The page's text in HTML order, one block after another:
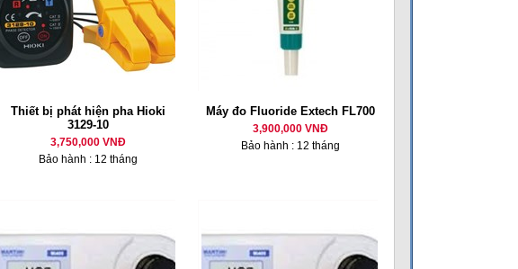
Thiết bị phát hiện pha Hioki
3129-10
3,750,000 VNĐ
Bảo hành : 12 tháng
Máy đo Fluoride Extech FL700
3,900,000 VNĐ
Bảo hành : 12 tháng